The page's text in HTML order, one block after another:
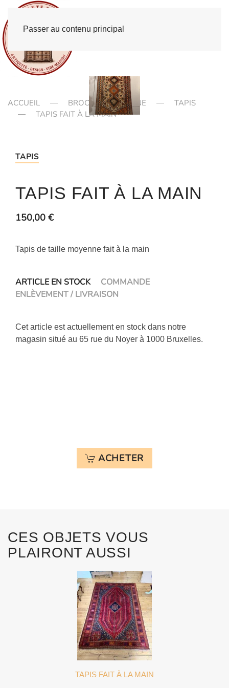
Passer au contenu principal
ACCUEIL BROCANTE EN LIGNE
TAPIS
TAPIS FAIT À LA MAIN
TAPIS
TAPIS FAIT À LA MAIN
150,00 €
Tapis de taille moyenne fait à la main
ARTICLE EN STOCK
COMMANDE
ENLÈVEMENT / LIVRAISON
Cet article est actuellement en stock dans notre
magasin situé au 65 rue du Noyer à 1000 Bruxelles.
ACHETER
CES OBJETS VOUS
PLAIRONT AUSSI
TAPIS FAIT À LA MAIN